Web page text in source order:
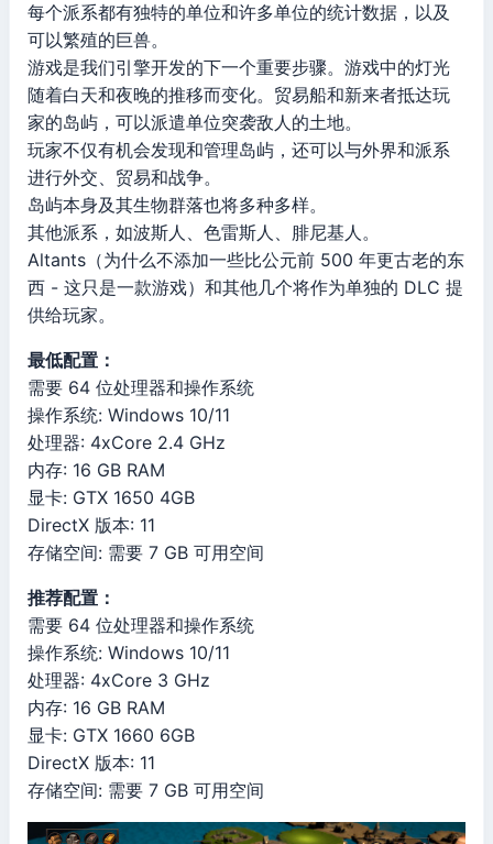
每个派系都有独特的单位和许多单位的统计数据，以及
可以繁殖的巨兽。
游戏是我们引擎开发的下一个重要步骤。游戏中的灯光
随着白天和夜晚的推移而变化。贸易船和新来者抵达玩
家的岛屿，可以派遣单位突袭敌人的土地。
玩家不仅有机会发现和管理岛屿，还可以与外界和派系
进行外交、贸易和战争。
岛屿本身及其生物群落也将多种多样。
其他派系，如波斯人、色雷斯人、腓尼基人。
Altants（为什么不添加一些比公元前 500 年更古老的东
西 - 这只是一款游戏）和其他几个将作为单独的 DLC 提
供给玩家。
最低配置：
需要 64 位处理器和操作系统
操作系统: Windows 10/11
处理器: 4xCore 2.4 GHz
内存: 16 GB RAM
显卡: GTX 1650 4GB
DirectX 版本: 11
存储空间: 需要 7 GB 可用空间
推荐配置：
需要 64 位处理器和操作系统
操作系统: Windows 10/11
处理器: 4xCore 3 GHz
内存: 16 GB RAM
显卡: GTX 1660 6GB
DirectX 版本: 11
存储空间: 需要 7 GB 可用空间